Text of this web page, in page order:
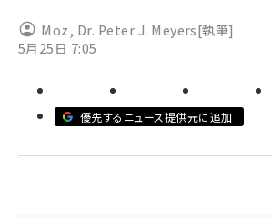
llmo (1167)
Moz , Dr. Peter J. Meyers[執筆]
5月25日 7:05
優先するニュース提供元に追加